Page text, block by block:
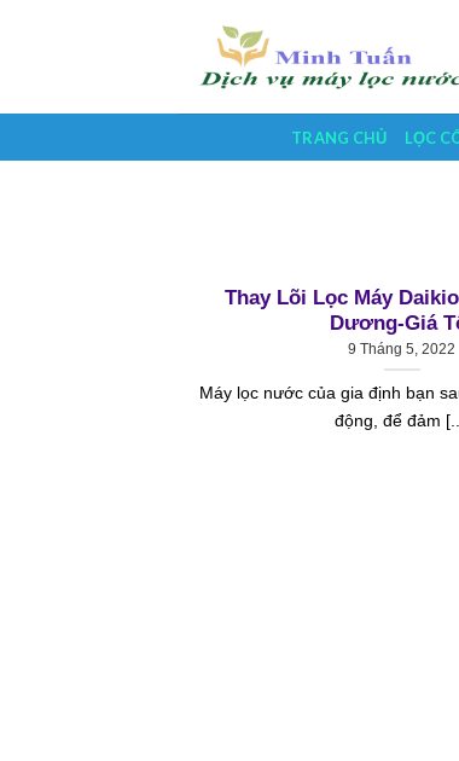
TRANG CHỦ LỌC
Thay Lõi Lọc Máy
Dương-Giá
9 Tháng 5, 2022
Máy lọc nước của gia định bạn
động, để đảm